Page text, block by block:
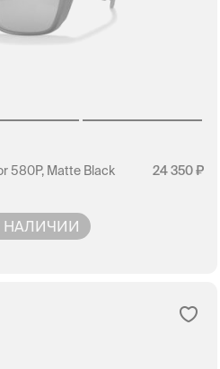
580P, Matte Black
24 350
НАЛИЧИИ